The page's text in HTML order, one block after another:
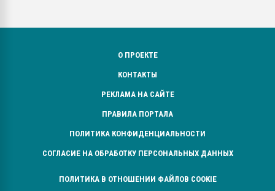
О ПРОЕКТЕ
КОНТАКТЫ
РЕКЛАМА НА САЙТЕ
ПРАВИЛА ПОРТАЛА
ПОЛИТИКА КОНФИДЕНЦИАЛЬНОСТИ
СОГЛАСИЕ НА ОБРАБОТКУ ПЕРСОНАЛЬНЫХ ДАННЫХ
ПОЛИТИКА В ОТНОШЕНИИ ФАЙЛОВ COOKIE